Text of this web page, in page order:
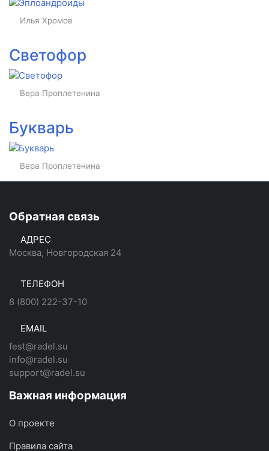
Илья Хромов
Светофор
Вера Проплетенина
Букварь
Вера Проплетенина
Обратная связь
АДРЕС
Москва, Новгородская 24
ТЕЛЕФОН
8 (800) 222-37-10
EMAIL
fest@radel.su
info@radel.su
support@radel.su
Важная информация
О проекте
Правила сайта